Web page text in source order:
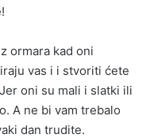
ormara kad oni
vas i i stvoriti ćete
oni su mali i slatki ili
A ne bi vam trebalo
dan trudite.